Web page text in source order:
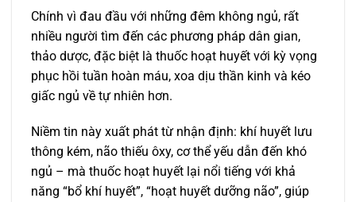
Chính vì đau đầu với những đêm không ngủ, rất
nhiều người tìm đến các phương pháp dân gian,
thảo dược, đặc biệt là thuốc hoạt huyết với kỳ vọng
phục hồi tuần hoàn máu, xoa dịu thần kinh và kéo
giấc ngủ về tự nhiên hơn.
Niềm tin này xuất phát từ nhận định: khí huyết lưu
thông kém, não thiếu ôxy, cơ thể yếu dẫn đến khó
ngủ – mà thuốc hoạt huyết lại nổi tiếng với khả
năng “bổ khí huyết”, “hoạt huyết dưỡng não”, giúp